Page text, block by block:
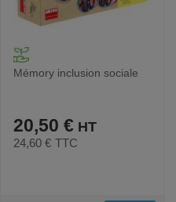
Mémory inclusion sociale
20,50 €
24,60 € TTC